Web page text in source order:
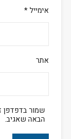
אימייל*
אתר
שמור בדפדפן
הבאה שאגיב.